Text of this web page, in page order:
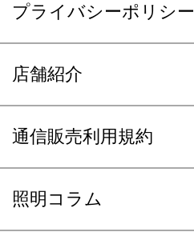
プライバシーポリシー
店舗紹介
通信販売利用規約
照明コラム